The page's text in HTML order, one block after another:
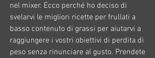
nel mixer. Ecco perché ho deciso di
svelarvi le migliori ricette per frullati a
basso contenuto di grassi per aiutarvi a
raggiungere i vostri obiettivi di perdita di
peso senza rinunciare al gusto. Prendete